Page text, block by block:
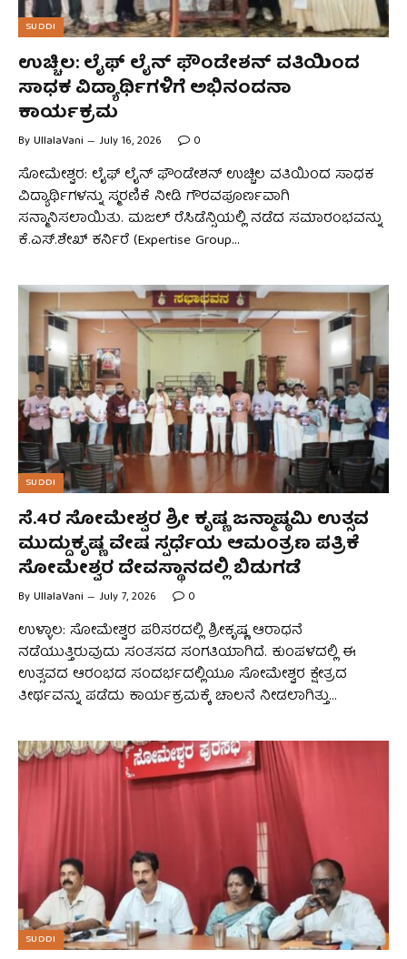
SUDDI
ಉಚ್ಚಿಲ: ಲೈಫ್ ಲೈನ್ ಫೌಂಡೇಶನ್ ವತಿಯಿಂದ
ಸಾಧಕ ವಿದ್ಯಾರ್ಥಿಗಳಿಗೆ ಅಭಿನಂದನಾ
ಕಾರ್ಯಕ್ರಮ
ByUllalaVani July 16, 2026 0
ಸೋಮೇಶ್ವರ: ಲೈಫ್ ಲೈನ್ ಫೌಂಡೇಶನ್ ಉಚ್ಚಿಲ ವತಿಯಿಂದ ಸಾಧಕ
ವಿದ್ಯಾರ್ಥಿಗಳನ್ನು ಸ್ಮರಣಿಕೆ ನೀಡಿ ಗೌರವಪೂರ್ಣವಾಗಿ
ಸನ್ಮಾನಿಸಲಾಯಿತು. ಮಜಲ್ ರೆಸಿಡೆನ್ಸಿಯಲ್ಲಿ ನಡೆದ ಸಮಾರಂಭವನ್ನು
ಕೆ.ಎಸ್.ಶೇಖ್ ಕರ್ನಿರೆ (Expertise Group…
SUDDI
ಸೆ.4ರ ಸೋಮೇಶ್ವರ ಶ್ರೀ ಕೃಷ್ಣ ಜನ್ಮಾಷ್ಠಮಿ ಉತ್ಸವ
ಮುದ್ದುಕೃಷ್ಣ ವೇಷ ಸ್ಪರ್ಧೆಯ ಆಮಂತ್ರಣ ಪತ್ರಿಕೆ
ಸೋಮೇಶ್ವರ ದೇವಸ್ಥಾನದಲ್ಲಿ ಬಿಡುಗಡೆ
ByUllalaVani July 7, 2026 0
ಉಳ್ಳಾಲ: ಸೋಮೇಶ್ವರ ಪರಿಸರದಲ್ಲಿ ಶ್ರೀಕೃಷ್ಣ ಆರಾಧನೆ
ನಡೆಯುತ್ತಿರುವುದು ಸಂತಸದ ಸಂಗತಿಯಾಗಿದೆ. ಕುಂಪಳದಲ್ಲಿ ಈ
ಉತ್ಸವದ ಆರಂಭದ ಸಂದರ್ಭದಲ್ಲಿಯೂ ಸೋಮೇಶ್ವರ ಕ್ಷೇತ್ರದ
ತೀರ್ಥವನ್ನು ಪಡೆದು ಕಾರ್ಯಕ್ರಮಕ್ಕೆ ಚಾಲನೆ ನೀಡಲಾಗಿತ್ತು…
SUDDI